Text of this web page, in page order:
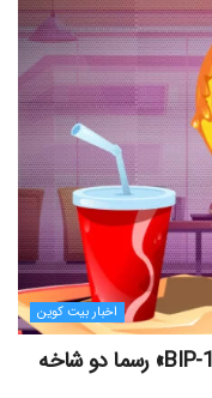
اخبار بیت کوین
بلاکچین بیت کوین به دلیل فورک «BIP-110» رسما دو شاخه